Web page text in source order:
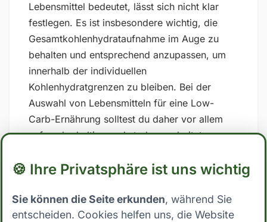
Lebensmittel bedeutet, lässt sich nicht klar
festlegen. Es ist insbesondere wichtig, die
Gesamtkohlenhydrataufnahme im Auge zu
behalten und entsprechend anzupassen, um
innerhalb der individuellen
Kohlenhydratgrenzen zu bleiben. Bei der
Auswahl von Lebensmitteln für eine Low-
Carb-Ernährung solltest du daher vor allem
auf zuckerhaltige und stark verarbeitete
Vollwertkost setzen, die reich an Nährstoffen
Wo steht Gemüse Bouillon? Mit nur 0.4 Gramm
Kohlenhydrate pro 100g essbarer Anteil fällt
🍪 Ihre Privatsphäre ist uns wichtig
Sie können die Seite erkunden, während Sie
entscheiden. Cookies helfen uns, die Website